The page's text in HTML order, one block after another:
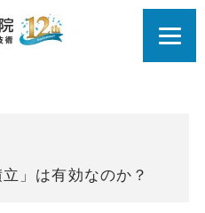
」は有効なのか？